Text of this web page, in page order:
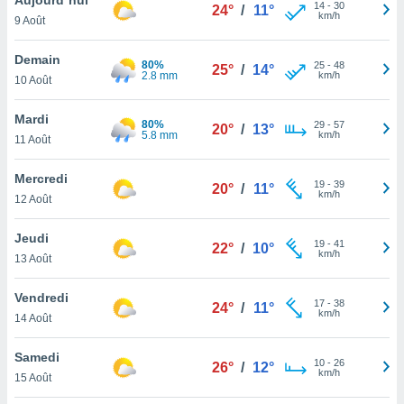
et
»,
au
vous
qu'ils
ou
le
ainsi
un
la
du
9 Août
24° / 11° 14- 30
km/h
Demain
10 Août
80%
2.8 mm
25° / 14° 25- 48
km/h
Mardi
11 Août
80%
5.8 mm
20° / 13° 29- 57
km/h
Mercredi
12 Août
20° / 11° 19- 39
km/h
Jeudi
13 Août
22° / 10° 19- 41
km/h
Vendredi
14 Août
24° / 11° 17- 38
km/h
Samedi
15 Août
26° / 12° 10- 26
km/h